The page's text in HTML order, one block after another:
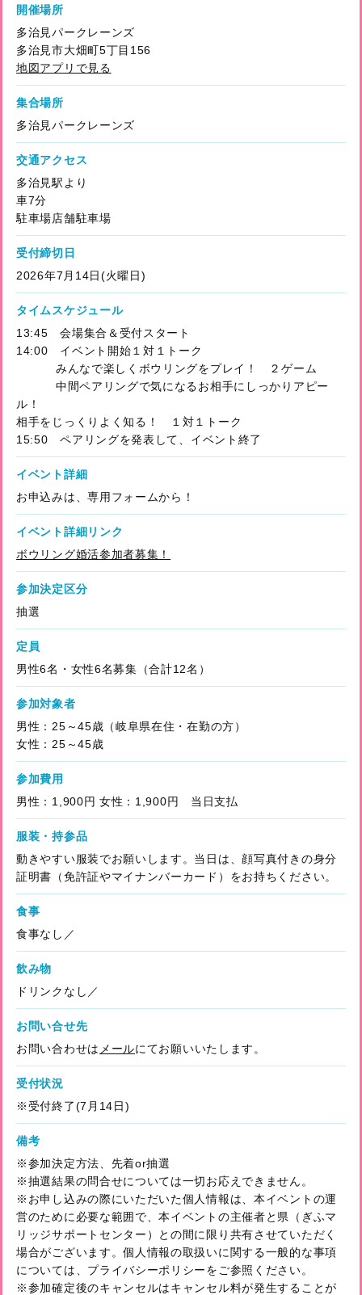
開催場所
多治見パークレーンズ
多治見市大畑町5丁目156
地図アプリで見る
集合場所
多治見パークレーンズ
交通アクセス
多治見駅より
車7分
駐車場店舗駐車場
受付締切日
2026年7月14日(火曜日)
タイムスケジュール
13:45 会場集合＆受付スタート
14:00 イベント開始１対１トーク
みんなで楽しくボウリングをプレイ！ ２ゲーム
中間ペアリングで気になるお相手にしっかりアピー
ル！
相手をじっくりよく知る！ １対１トーク
15:50 ペアリングを発表して、イベント終了
イベント詳細
お申込みは、専用フォームから！
イベント詳細リンク
ボウリング婚活参加者募集！
参加決定区分
抽選
定員
男性6名・女性6名募集（合計12名）
参加対象者
男性：25～45歳（岐阜県在住・在勤の方）
女性：25～45歳
参加費用
男性：1,900円 女性：1,900円 当日支払
服装・持参品
動きやすい服装でお願いします。当日は、顔写真付きの身分
証明書（免許証やマイナンバーカード）をお持ちください。
食事
食事なし／
飲み物
ドリンクなし／
お問い合せ先
お問い合わせは メールにてお願いいたします。
受付状況
※受付終了(7月14日)
備考
※参加決定方法、先着or抽選
※抽選結果の問合せについては一切お応えできません。
※お申し込みの際にいただいた個人情報は、本イベントの運
営のために必要な範囲で、本イベントの主催者と県（ぎふマ
リッジサポートセンター）との間に限り共有させていただく
場合がございます。個人情報の取扱いに関する一般的な事項
については、プライバシーポリシーをご参照ください。
※参加確定後のキャンセルはキャンセル料が発生することが